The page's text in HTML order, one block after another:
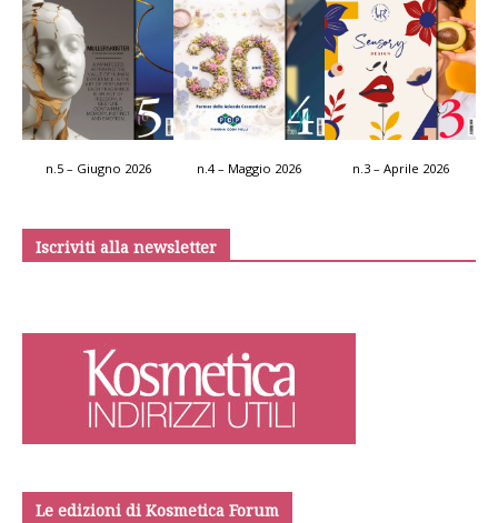
n.5 – Giugno 2026 n.4 – Maggio 2026 n.3 – Aprile 2026
Iscriviti alla newsletter
Le edizioni di Kosmetica Forum